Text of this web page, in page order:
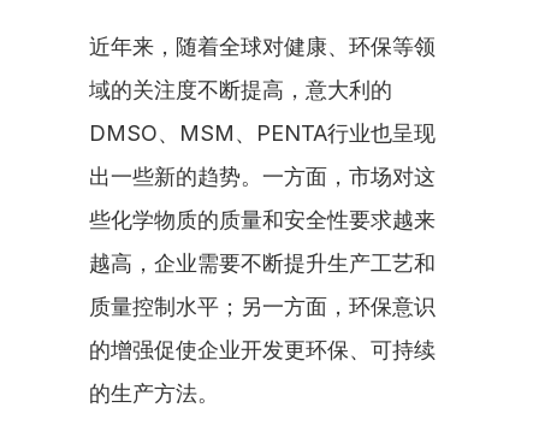
近年来，随着全球对健康、环保等领
域的关注度不断提高，意大利的
DMSO、MSM、PENTA行业也呈现
出一些新的趋势。一方面，市场对这
些化学物质的质量和安全性要求越来
越高，企业需要不断提升生产工艺和
质量控制水平；另一方面，环保意识
的增强促使企业开发更环保、可持续
的生产方法。